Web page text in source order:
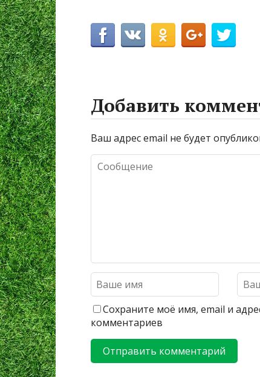
Добавить
Ваш адрес email не будет
Сохраните моё имя, email и
комментариев